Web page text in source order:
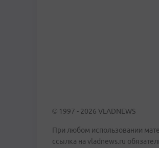
© 1997 - 2026 VLADNEWS
При любом использовании
ссылка на vladnews.ru